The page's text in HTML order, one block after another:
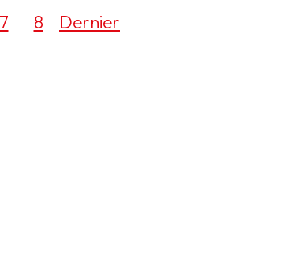
7 8 Dernier